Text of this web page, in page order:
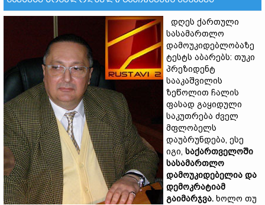
დღეს ქართული
სასამართლო
დამოუკიდებლობაზე
ტესტს აბარებს: თუკი
პრეზიდენტ
სააკაშვილის
ზეწოლით ჩალის
ფასად გაყიდული
საკუთრება ძველ
მფლობელს
დაუბრუნდება, ესე
იგი, საქართველოში
სასამართლო
დამოუკიდებელია და
დემოკრატიამ
გაიმარჯვა. ხოლო თუ